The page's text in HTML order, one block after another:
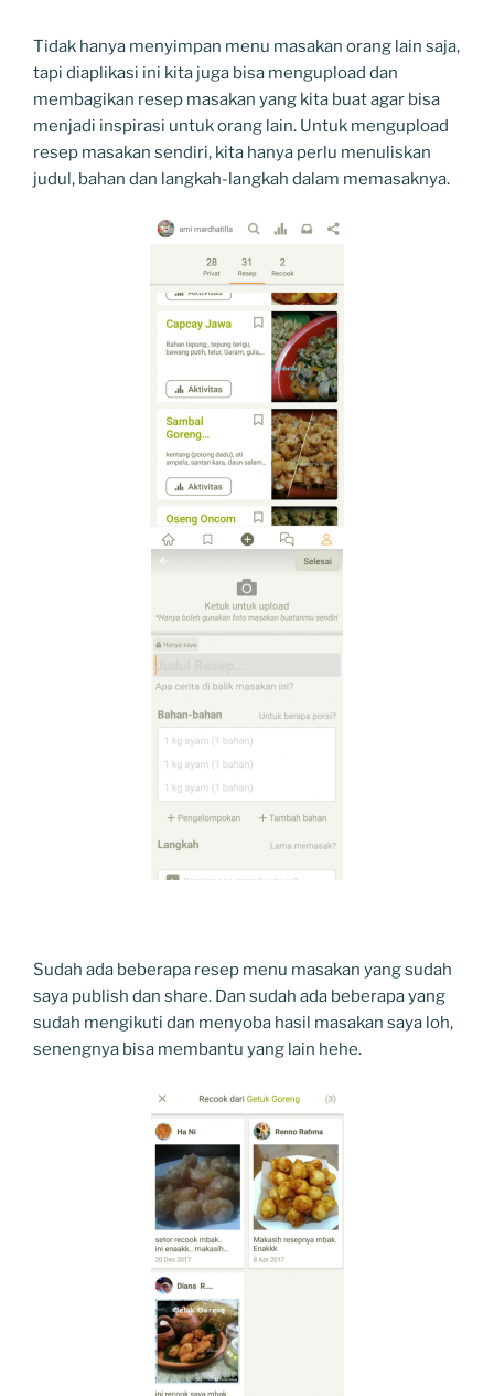
Tidak hanya menyimpan menu masakan orang lain saja,
tapi diaplikasi ini kita juga bisa mengupload dan
membagikan resep masakan yang kita buat agar bisa
menjadi inspirasi untuk orang lain. Untuk mengupload
resep masakan sendiri, kita hanya perlu menuliskan
judul, bahan dan langkah-langkah dalam memasaknya.
Sudah ada beberapa resep menu masakan yang sudah
saya publish dan share. Dan sudah ada beberapa yang
sudah mengikuti dan menyoba hasil masakan saya loh,
senengnya bisa membantu yang lain hehe.